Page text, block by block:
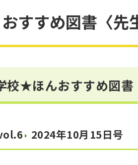
おすすめ図書〈
校★ほんおすすめ図書
2024年10月15日号